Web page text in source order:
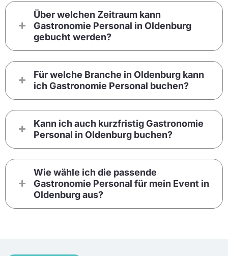
Über welchen Zeitraum kann
Gastronomie Personal in Oldenburg
gebucht werden?
Für welche Branche in Oldenburg kann
ich Gastronomie Personal buchen?
Kann ich auch kurzfristig Gastronomie
Personal in Oldenburg buchen?
Wie wähle ich die passende
Gastronomie Personal für mein Event in
Oldenburg aus?